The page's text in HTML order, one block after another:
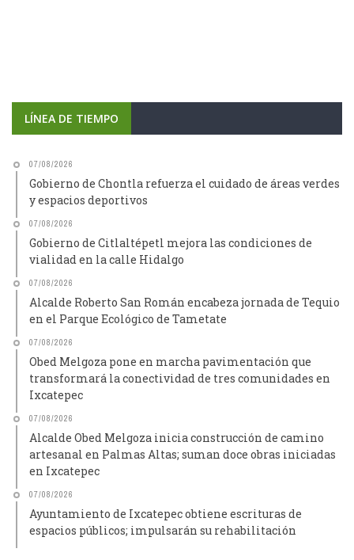
LÍNEA DE TIEMPO
07/08/2026
Gobierno de Chontla refuerza el cuidado de áreas verdes
y espacios deportivos
07/08/2026
Gobierno de Citlaltépetl mejora las condiciones de
vialidad en la calle Hidalgo
07/08/2026
Alcalde Roberto San Román encabeza jornada de Tequio
en el Parque Ecológico de Tametate
07/08/2026
Obed Melgoza pone en marcha pavimentación que
transformará la conectividad de tres comunidades en
Ixcatepec
07/08/2026
Alcalde Obed Melgoza inicia construcción de camino
artesanal en Palmas Altas; suman doce obras iniciadas
en Ixcatepec
07/08/2026
Ayuntamiento de Ixcatepec obtiene escrituras de
espacios públicos; impulsarán su rehabilitación